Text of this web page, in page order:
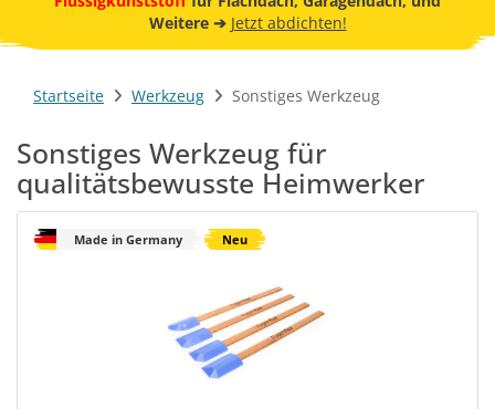
Weitere ➔ Jetzt abdichten!
Startseite Werkzeug Sonstiges Werkzeug
Sonstiges Werkzeug für
qualitätsbewusste Heimwerker
Made in Germany Neu